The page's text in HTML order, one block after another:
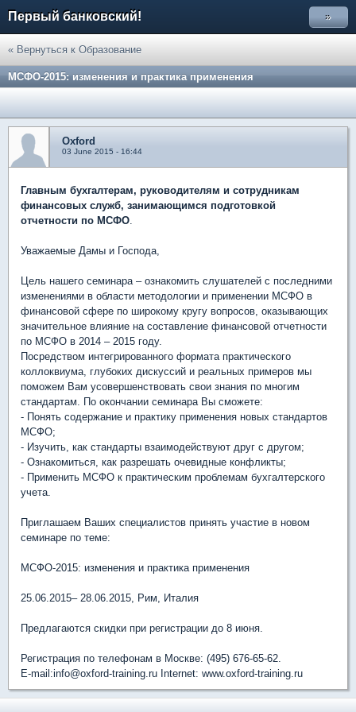
Первый банковский! »
« Вернуться к Образование
МСФО-2015: изменения и практика применения
Oxford
03 June 2015 - 16:44
Главным бухгалтерам, руководителям и сотрудникам
финансовых служб, занимающимся подготовкой
отчетности по МСФО.
Уважаемые Дамы и Господа,
Цель нашего семинара – ознакомить слушателей с последними
изменениями в области методологии и применении МСФО в
финансовой сфере по широкому кругу вопросов, оказывающих
значительное влияние на составление финансовой отчетности
по МСФО в 2014 – 2015 году.
Посредством интегрированного формата практического
коллоквиума, глубоких дискуссий и реальных примеров мы
поможем Вам усовершенствовать свои знания по многим
стандартам. По окончании семинара Вы сможете:
- Понять содержание и практику применения новых стандартов
МСФО;
- Изучить, как стандарты взаимодействуют друг с другом;
- Ознакомиться, как разрешать очевидные конфликты;
- Применить МСФО к практическим проблемам бухгалтерского
учета.
Приглашаем Ваших специалистов принять участие в новом
семинаре по теме:
МСФО-2015: изменения и практика применения
25.06.2015– 28.06.2015, Рим, Италия
Предлагаются скидки при регистрации до 8 июня.
Регистрация по телефонам в Москве: (495) 676-65-62.
E-mail:info@oxford-training.ru Internet: www.oxford-training.ru